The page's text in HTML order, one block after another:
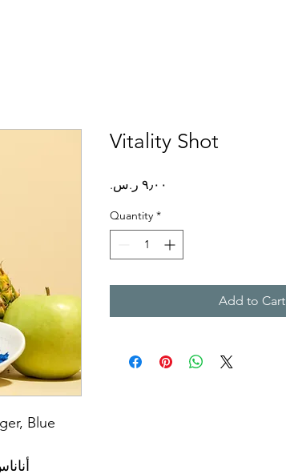
Blue
Vitality Shot
Quantity *
Add to Cart